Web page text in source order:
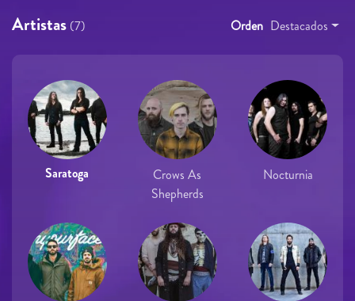
Artistas (7) Orden Destacados
Saratoga
Crows As
Shepherds
Nocturnia